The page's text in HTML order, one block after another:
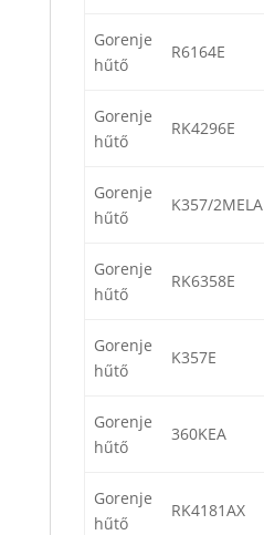
Gorenje
hűtő
R6164E
Gorenje
hűtő
RK4296E
Gorenje
hűtő
K357/2MELA
Gorenje
hűtő
RK6358E
Gorenje
hűtő
K357E
Gorenje
hűtő
360KEA
Gorenje
hűtő
RK4181AX